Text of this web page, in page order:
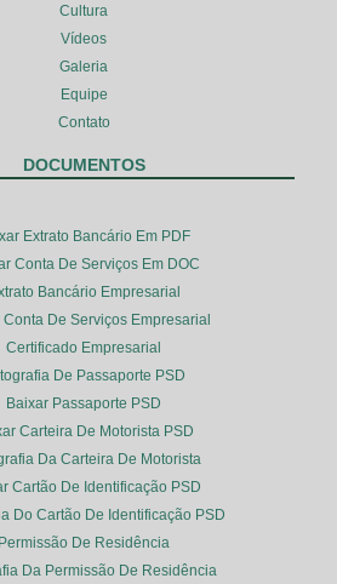
Cultura
Vídeos
Galeria
Equipe
Contato
DOCUMENTOS
Extrato Bancário Em PDF
Conta De Serviços Em DOC
Bancário Empresarial
Conta De Serviços Empresarial
Certificado Empresarial
De Passaporte PSD
Baixar Passaporte PSD
Carteira De Motorista PSD
Da Carteira De Motorista
Cartão De Identificação PSD
Do Cartão De Identificação PSD
Permissão De Residência
Da Permissão De Residência